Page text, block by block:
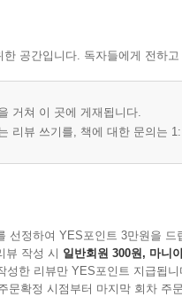
공간입니다. 독자들에게 전하
거쳐 이 곳에 게재됩니다.
리뷰 쓰기를, 책에 대한 문의는
선정하여 YES포인트 3만원을 드
뷰 작성 시 일반회원 300원, 마니
성한 리뷰만 YES포인트 지급됩니
문확정 시점부터 마지막 회차 주